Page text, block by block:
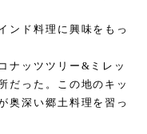
ンド料理に興味をもっ
ナッツツリー &ミレッ
だった。この地のキッ
奥深い郷土料理を習っ